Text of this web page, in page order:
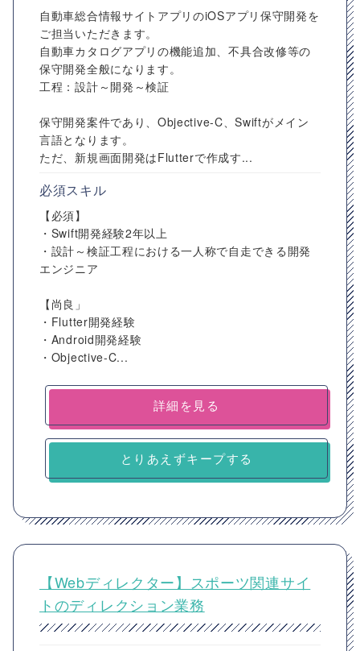
自動車総合情報サイトアプリのiOSアプリ保守開発を
ご担当いただきます。
自動車カタログアプリの機能追加、不具合改修等の
保守開発全般になります。
工程：設計～開発～検証
保守開発案件であり、Objective-C、Swiftがメイン
言語となります。
ただ、新規画面開発はFlutterで作成す...
必須スキル
【必須】
・Swift開発経験2年以上
・設計～検証工程における一人称で自走できる開発
エンジニア
【尚良」
・Flutter開発経験
・Android開発経験
・Objective-C...
詳細を見る
とりあえずキープする
【Webディレクター】スポーツ関連サイ
トのディレクション業務